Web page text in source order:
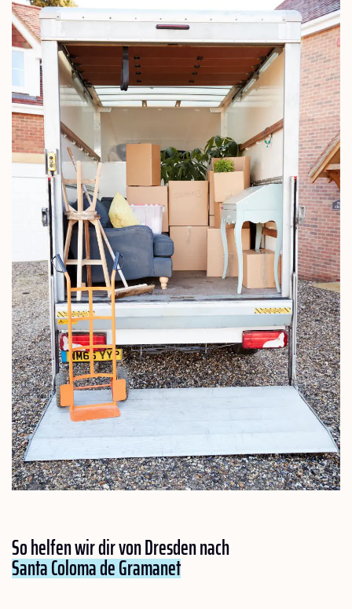
So helfen wir dir von Dresden nach
Santa Coloma de Gramanet